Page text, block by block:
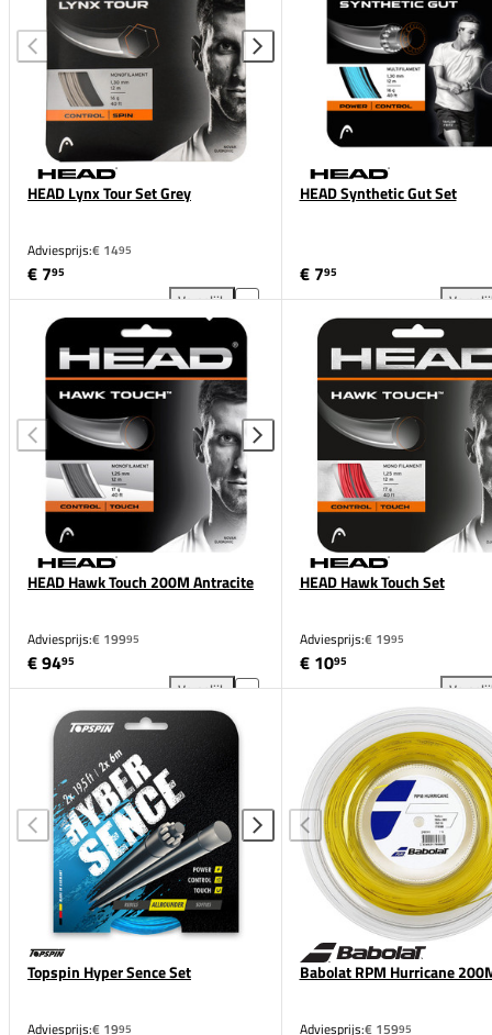
HEAD Lynx Tour Set Grey
Adviesprijs:€ 1495
€ 795
Vergelijk
HEAD Lynx Tour Set Grey toevoegen aan
HEAD Synthetic Gut Set
€ 795
HEAD Hawk Touch 200M Antracite
Adviesprijs:€ 19995
€ 9495
Vergelijk
HEAD Hawk Touch 200M Antracite toevoegen aan
HEAD Hawk Touch Set
Adviesprijs:€ 1995
€ 1095
Topspin Hyper Sence Set
Adviesprijs:€ 1995
Babolat RPM Hurricane
Adviesprijs:€ 15995